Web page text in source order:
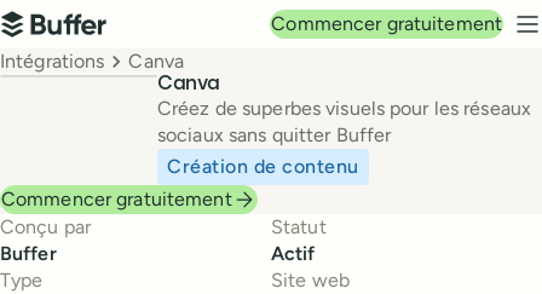
Navigation principale
Buffer
Commencer gratuitement
Breadcrumbs
Intégrations Canva
Canva
Créez de superbes visuels pour les réseaux
sociaux sans quitter Buffer
Création de contenu
Commencer gratuitement
Conçu par
Buffer
Statut
Actif
Type
Site web